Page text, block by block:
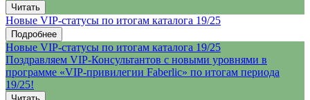
Читать
Новые VIP-статусы по итогам каталога 19/25
Подробнее
Новые VIP-статусы по итогам каталога 19/25
Поздравляем VIP-Консультантов с новыми уровнями в
программе «VIP-привилегии Faberlic» по итогам периода
19/25!